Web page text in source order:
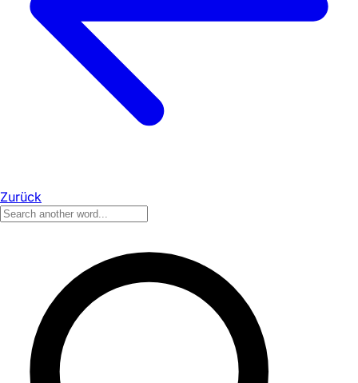
Zurück